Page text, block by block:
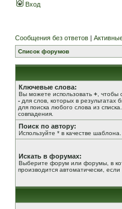
Вход
Сообщения без ответов |
Список форумов
Ключевые слова:
Вы можете использовать + ,
- для слов, которых в
для поиска любого слова из
совпадения.
Поиск по автору:
Используйте * в качестве шаблона.
Искать в форумах:
Выберите форум или форумы, в
производится автоматически,